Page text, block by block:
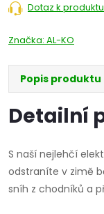
Dotaz k produktu
Značka: AL-KO
Popis produktu
Detailní
S naší nejlehčí
odstraníte v zimě
sníh z chodníků a